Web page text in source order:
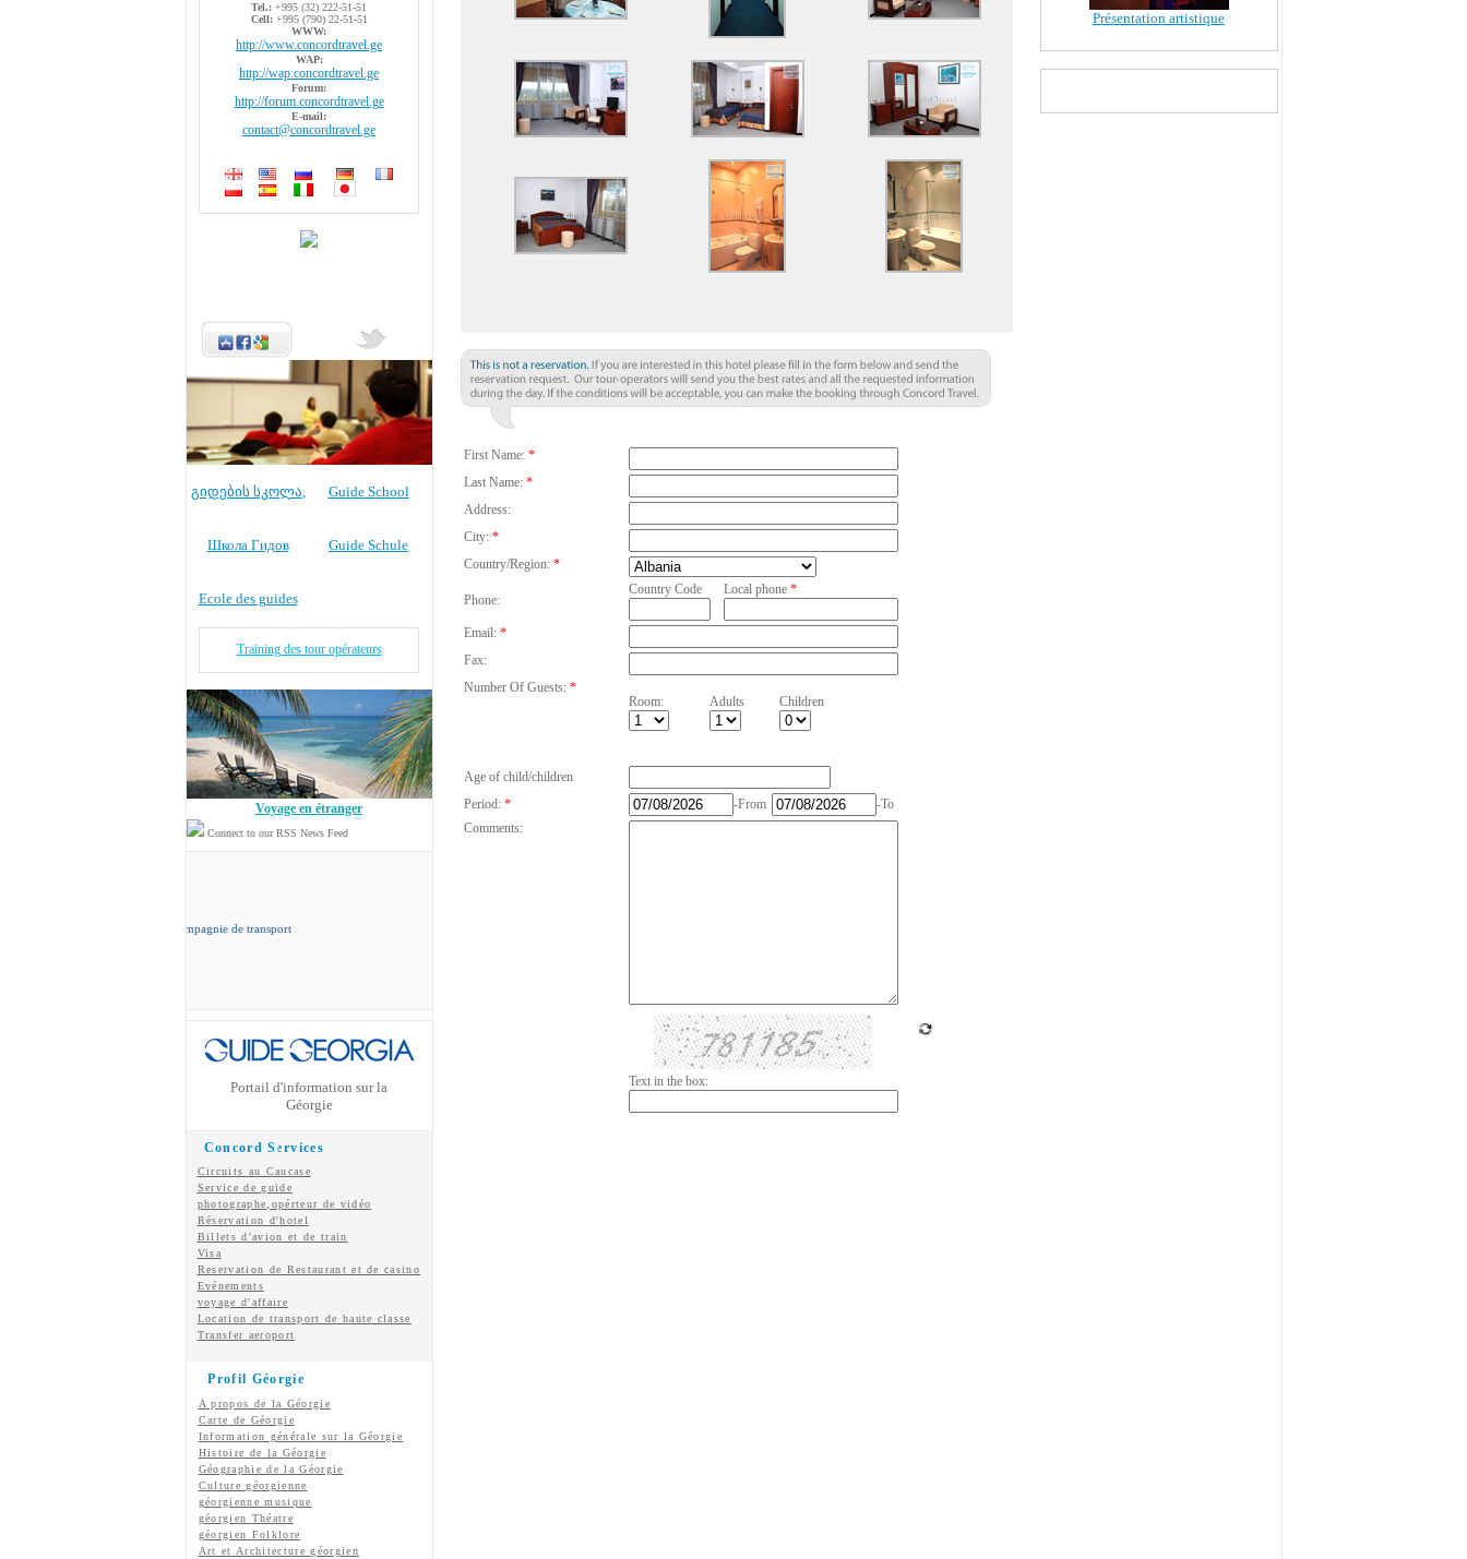
Tel.: +995 (32) 222-51-51
Cell:+995 (790) 22-51-51
WWW:
http://www.concordtravel.ge
WAP:
http://wap.concordtravel.ge
Forum:
http://forum.concordtravel.ge
E-mail:
contact@concordtravel.ge
გიდების სკოლა, Guide School
Школа Гидов Guide Schule
Ecole des guides
Training des tour opérateurs
Voyage en étranger
Connect to our RSS News Feed
sa propre compagnie de transport
Portail d'information sur la
Géorgie
Concord Services
Circuits au Caucase
Service de guide
photographe,opérteur de vidéo
Réservation d'hotel
Billets d'avion et de train
Visa
Reservation de Restaurant et de casino
Evénements
voyage d'affaire
Location de transport de haute classe
Transfer aeroport
Profil Géorgie
A propos de la Géorgie
Carte de Géorgie
Information générale sur la Géorgie
Histoire de la Géorgie
Géographie de la Géorgie
Culture géorgienne
géorgiennemusique
géorgien Théatre
géorgien Folklore
Art et Architecture géorgien
First Name: *
Last Name: *
Address:
City: *
Country/Region: *
Phone:
Country Code Local phone *
Email: *
Fax:
Number Of Guests: *
Room:
Adults Children
Age of child/children
Period: * -From
-To
Comments:
Text in the box:
Présentation artistique